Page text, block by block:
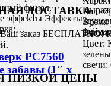
финал,
эффекты Эффекты
РС7560
забавы (1″ х
Время
Цвет:
ДОСТАВКА
заказ БЕСПЛАТНО!
НИЗКОЙ ЦЕНЫ